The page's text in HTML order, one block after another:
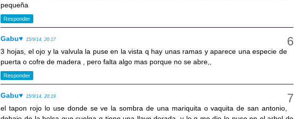
pequeña
Responder
Gabu♥ 15/9/14, 20:17
3 hojas, el ojo y la valvula la puse en la vista q hay unas ramas y aparece una especie de
puerta o cofre de madera , pero falta algo mas porque no se abre,,
Responder
Gabu♥ 15/9/14, 20:19
el tapon rojo lo use donde se ve la sombra de una mariquita o vaquita de san antonio,